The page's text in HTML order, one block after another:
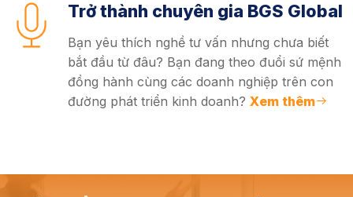
Trở thành chuyên gia BGS Global
Bạn yêu thích nghề tư vấn nhưng chưa biết
bắt đầu từ đâu? Bạn đang theo đuổi sứ mệnh
đồng hành cùng các doanh nghiệp trên con
đường phát triển kinh doanh? Xem thêm